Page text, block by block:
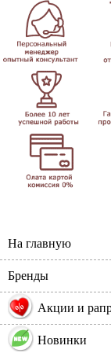
На главную
Бренды
% Акции и
Новинки